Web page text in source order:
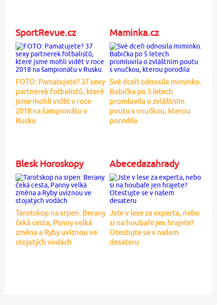
SportRevue.cz
FOTO: Pamatujete? 37 sexy
partnerek fotbalistů, které
jsme mohli vidět v roce
2018 na šampionátu v
Rusku
Maminka.cz
Své dceři odnosila miminko.
Babička po 5 letech
promluvila o zvláštním
poutu s vnučkou, kterou
porodila
Blesk Horoskopy
Tarotskop na srpen: Berany
čeká cesta, Panny velká
změna a Ryby uvíznou ve
stojatých vodách
Abecedazahrady
Jste v lese za experta, nebo
si na houbaře jen hrajete?
Otestujte se v našem
desateru